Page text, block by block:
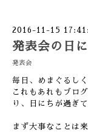
2016-11-15
発表会の日
発表会
毎日、めまぐるし
これもあれもブロ
り、日にちが過ぎ
まず大事なことは